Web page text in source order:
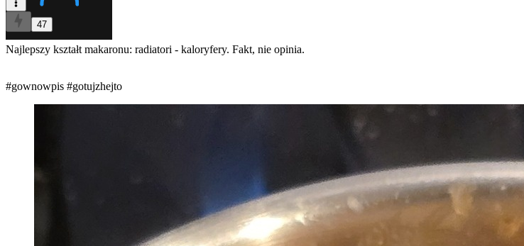
47
Najlepszy kształt makaronu: radiatori - kaloryfery. Fakt, nie opinia.
#gownowpis #gotujzhejto